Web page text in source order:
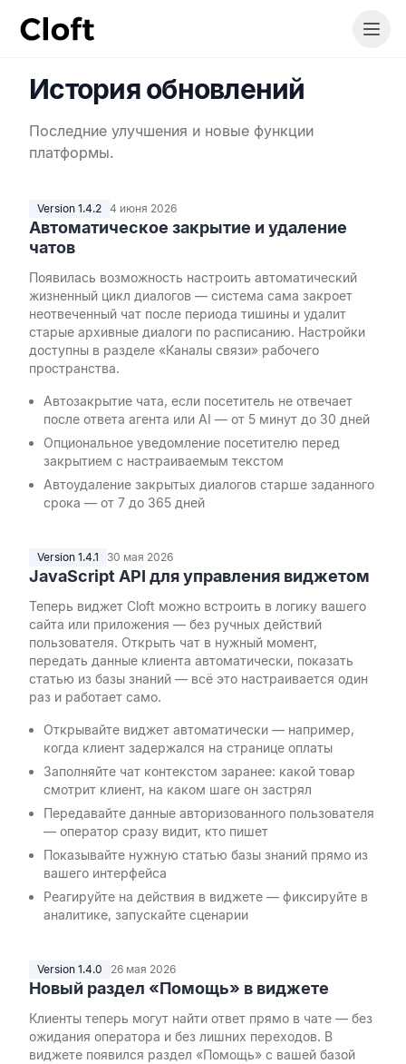
История обновлений
Последние улучшения и новые функции
платформы.
Version 1.4.2 4 июня 2026
Автоматическое закрытие и удаление
чатов
Появилась возможность настроить автоматический
жизненный цикл диалогов — система сама закроет
неотвеченный чат после периода тишины и удалит
старые архивные диалоги по расписанию. Настройки
доступны в разделе «Каналы связи» рабочего
пространства.
Автозакрытие чата, если посетитель не отвечает
после ответа агента или AI — от 5 минут до 30 дней
Опциональное уведомление посетителю перед
закрытием с настраиваемым текстом
Автоудаление закрытых диалогов старше заданного
срока — от 7 до 365 дней
Version 1.4.1 30 мая 2026
JavaScript API для управления виджетом
Теперь виджет Cloft можно встроить в логику вашего
сайта или приложения — без ручных действий
пользователя. Открыть чат в нужный момент,
передать данные клиента автоматически, показать
статью из базы знаний — всё это настраивается один
раз и работает само.
Открывайте виджет автоматически — например,
когда клиент задержался на странице оплаты
Заполняйте чат контекстом заранее: какой товар
смотрит клиент, на каком шаге он застрял
Передавайте данные авторизованного пользователя
— оператор сразу видит, кто пишет
Показывайте нужную статью базы знаний прямо из
вашего интерфейса
Реагируйте на действия в виджете — фиксируйте в
аналитике, запускайте сценарии
Version 1.4.0 26 мая 2026
Новый раздел «Помощь» в виджете
Клиенты теперь могут найти ответ прямо в чате — без
ожидания оператора и без лишних переходов. В
виджете появился раздел «Помощь» с вашей базой